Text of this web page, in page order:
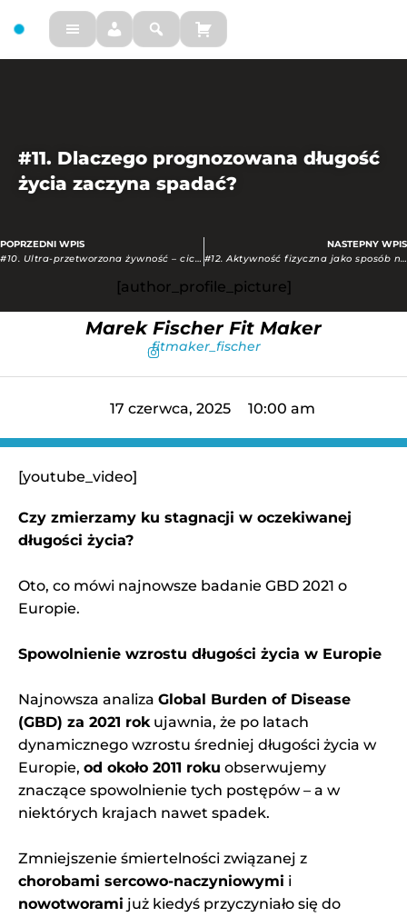
FM
#11. Dlaczego prognozowana długość
życia zaczyna spadać?
Prev
POPRZEDNI WPIS
#10. Ultra-przetworzona żywność – cichy zabójca Twojego zdrowia!
NASTEPNY WPIS
#12. Aktywność fizyczna jako sposób na uzależnienie od Internetu
[youtube_video]
Czy zmierzamy ku stagnacji w oczekiwanej
długości życia?
Oto, co mówi najnowsze badanie GBD 2021 o
Europie.
Spowolnienie wzrostu długości życia w Europie
Najnowsza analiza Global Burden of Disease
(GBD) za 2021 rokujawnia, że po latach
dynamicznego wzrostu średniej długości życia w
Europie, od około 2011 roku obserwujemy
znaczące spowolnienie tych postępów – a w
niektórych krajach nawet spadek.
Zmniejszenie śmiertelności związanej z
chorobami sercowo-naczyniowymi i
nowotworami już kiedyś przyczyniało się do
[author_profile_picture]
Marek Fischer Fit Maker
fitmaker_fischer
17 czerwca, 2025 10:00 am